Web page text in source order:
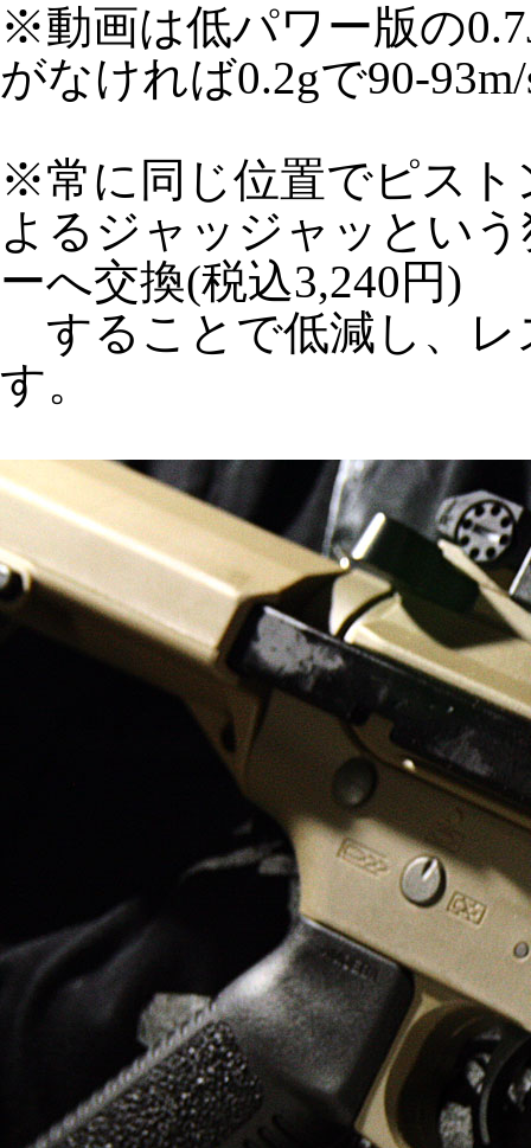
※動画は低パワー版の
がなければ0.2gで90-
※常に同じ位置でピスト
よるジャッジャッとい
ーへ交換(税込3,240円)
することで低減し、レ
す。